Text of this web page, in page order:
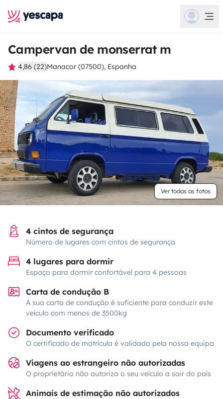
Campervan de monserrat m
4,86 (22)Manacor (07500), Espanha
Ver todas as fotos
4 cintos de segurança
Número de lugares com cintos de segurança
4 lugares para dormir
Espaço para dormir confortável para 4 pessoas
Carta de condução B
A sua carta de condução é suficiente para conduzir este
veículo com menos de 3500kg
Documento verificado
O certificado de matrícula é validado pela nossa equipa
Viagens ao estrangeiro não autorizadas
O proprietário não autoriza o seu veículo a sair do país
Animais de estimação não autorizados